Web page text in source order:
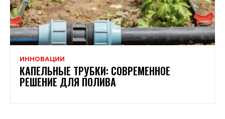
ИННОВАЦИИ
КАПЕЛЬНЫЕ ТРУБКИ: СОВРЕМЕННОЕ
РЕШЕНИЕ ДЛЯ ПОЛИВА